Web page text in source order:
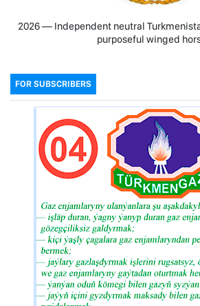
2026 — Independent neutral
purposeful winged
FOR SUBSCRIBERS